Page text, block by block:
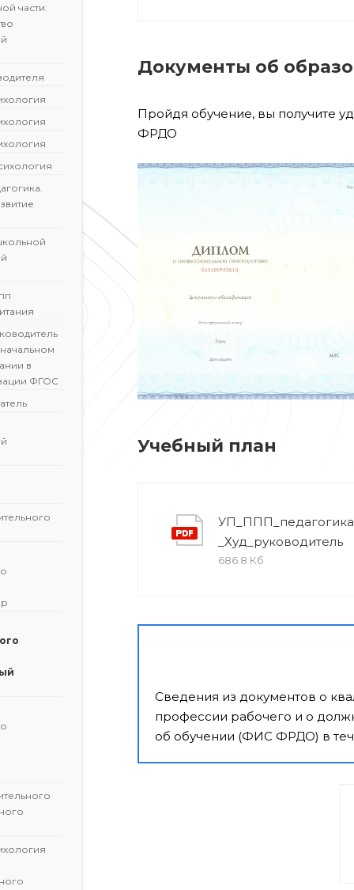
части:
в
ФГОС
Документы об
Пройдя обучение, вы получите
ФРДО
Учебный план
_Худ_руководитель
686.8 Кб
Сведения из документов о
профессии рабочего и о
об обучении (ФИС ФРДО) в